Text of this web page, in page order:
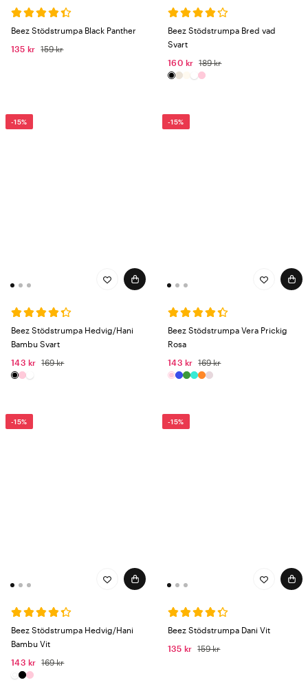
Beez Stödstrumpa Black Panther
135 kr
159 kr
Beez Stödstrumpa Bred vad
Svart
160 kr
189 kr
-15%
Beez Stödstrumpa Hedvig/Hani
Bambu Svart
143 kr
169 kr
-15%
Beez Stödstrumpa Vera Prickig
Rosa
143 kr
169 kr
-15%
Beez Stödstrumpa Hedvig/Hani
Bambu Vit
143 kr
169 kr
-15%
Beez Stödstrumpa Dani Vit
135 kr
159 kr